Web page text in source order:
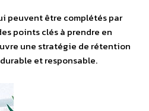
peuvent être complétés par
points clés à prendre en
une stratégie de rétention
et responsable.